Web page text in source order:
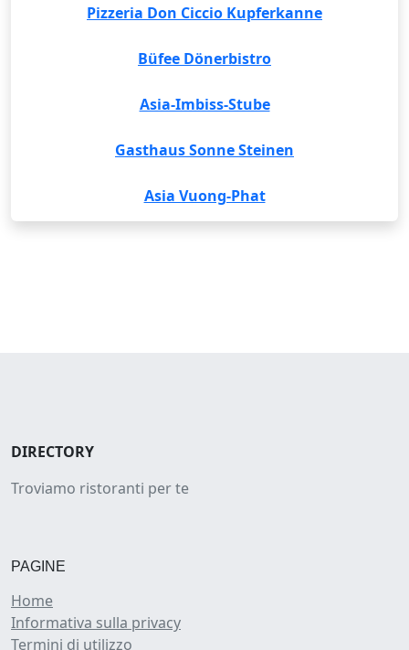
Pizzeria Don Ciccio Kupferkanne
Büfee Dönerbistro
Asia-Imbiss-Stube
Gasthaus Sonne Steinen
Asia Vuong-Phat
DIRECTORY
Troviamo ristoranti per te
PAGINE
Home
Informativa sulla privacy
Termini di utilizzo